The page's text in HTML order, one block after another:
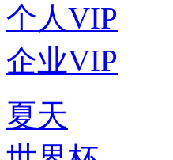
个人VIP
企业VIP
夏天